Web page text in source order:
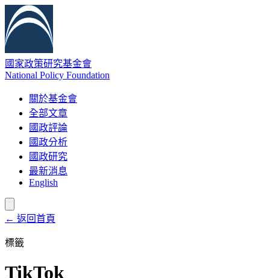
國家政策研究基金會
National Policy Foundation
關於基金會
全部文章
國政評論
國政分析
國政研究
最新消息
English
← 返回首頁
標籤
TikTok